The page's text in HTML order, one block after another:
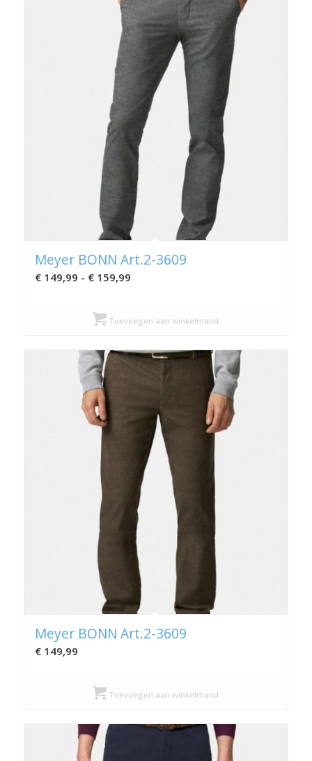
Meyer BONN Art.2-3609
€149,99 - €159,99Prijsklasse:
€ 159,99
Toevoegen aan winkelmand
Meyer BONN Art.2-3609
€149,99
Toevoegen aan winkelmand